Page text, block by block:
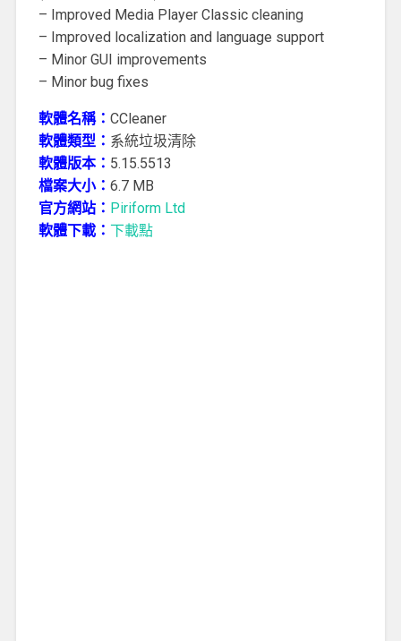
– Improved Media Player Classic cleaning
– Improved localization and language support
– Minor GUI improvements
– Minor bug fixes
軟體名稱： CCleaner
軟體類型： 系統垃圾清除
軟體版本： 5.15.5513
檔案大小： 6.7 MB
官方網站： Piriform Ltd
軟體下載： 下載點